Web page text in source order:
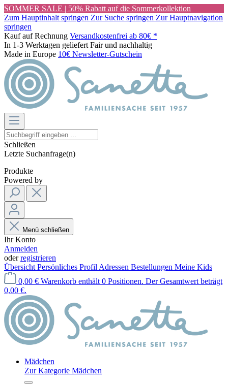
SOMMER SALE | 50% Rabatt auf die Sommerkollektion
Zum Hauptinhalt springen Zur Suche springen Zur Hauptnavigation
springen
Kauf auf Rechnung Versandkostenfrei ab 80€ *
In 1-3 Werktagen geliefert Fair und nachhaltig
Made in Europe 10€ Newsletter-Gutschein
Schließen
Letzte Suchanfrage(n)
Produkte
Powered by
Menü schließen
Ihr Konto
Anmelden
oderregistrieren
Übersicht Persönliches Profil Adressen Bestellungen Meine Kids
0,00 € Warenkorb enthält 0 Positionen. Der Gesamtwert beträgt
0,00 €.
Mädchen
Zur Kategorie Mädchen